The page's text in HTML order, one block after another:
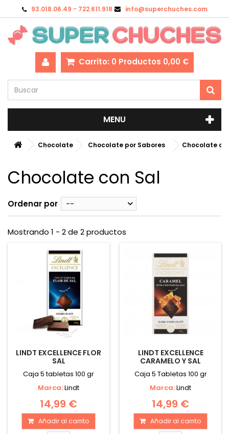
93.018.06.49 - 722.611.918 info@superchuches.com
Carrito: 0 Productos 0,00 €
MENU
Chocolate Chocolate por Sabores Chocolate
Chocolate con Sal
Ordenar por --
Mostrando 1 - 2 de 2 productos
LINDT EXCELLENCE FLOR
SAL
Caja 5 tabletas 100 gr
Marca:Lindt
14,99 €
Añadir al carrito
LINDT EXCELLENCE
CARAMELO Y SAL
Caja 5 Tabletas 100 gr
Marca:Lindt
14,99 €
Añadir al carrito